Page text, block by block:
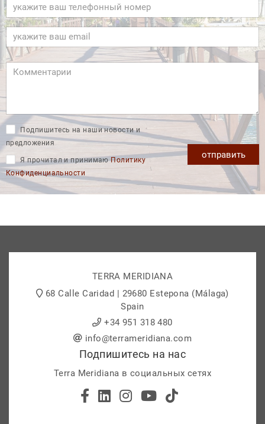
Подпишитесь на наши новости и
предложения
Я прочитал и принимаюПолитику
Конфиденциальности
отправить
TERRA MERIDIANA
68 Calle Caridad | 29680 Estepona (Málaga)
Spain
+34 951 318 480
info@terrameridiana.com
Подпишитесь на нас
Terra Meridiana в социальных сетях